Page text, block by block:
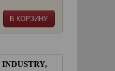
В КОРЗИНУ
INDUSTRY,